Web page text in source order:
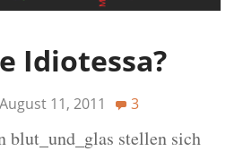
Idiotessa?
August 11, 2011 3
blut_und_glas stellen sich